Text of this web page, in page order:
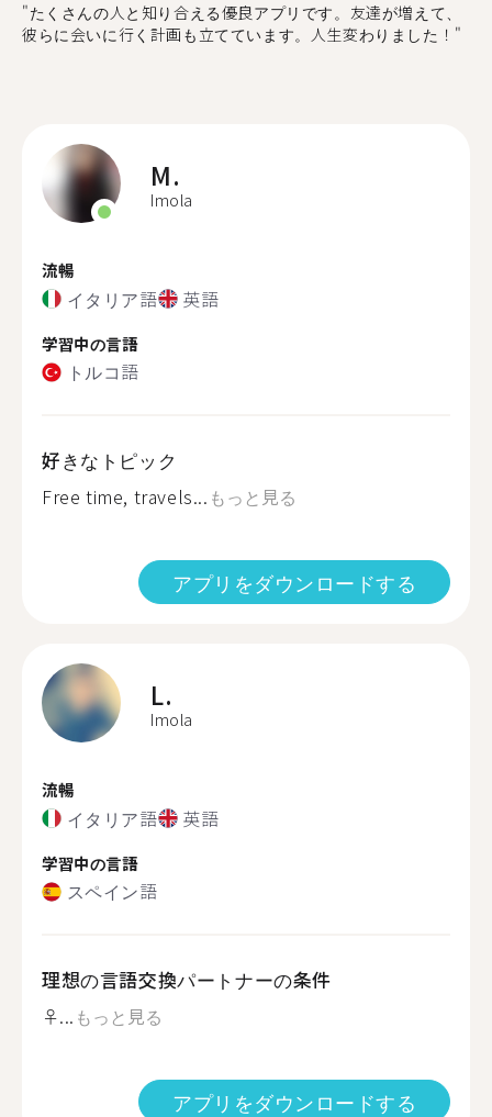
"たくさんの人と知り合える優良アプリです。友達が増えて、
彼らに会いに行く計画も立てています。人生変わりました！"
M.
Imola
流暢
イタリア語 英語
学習中の言語
トルコ語
好きなトピック
Free time, travels... もっと見る
アプリをダウンロードする
L.
Imola
流暢
イタリア語 英語
学習中の言語
スペイン語
理想の言語交換パートナーの条件
‍♀... もっと見る
アプリをダウンロードする